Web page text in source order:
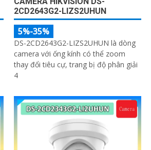
2CD2643G2-LIZS2UHUN
5%-35%
DS-2CD2643G2-LIZS2UHUN là dòng
camera với ống kính có thể zoom
thay đổi tiêu cự, trang bị độ phân giải
4